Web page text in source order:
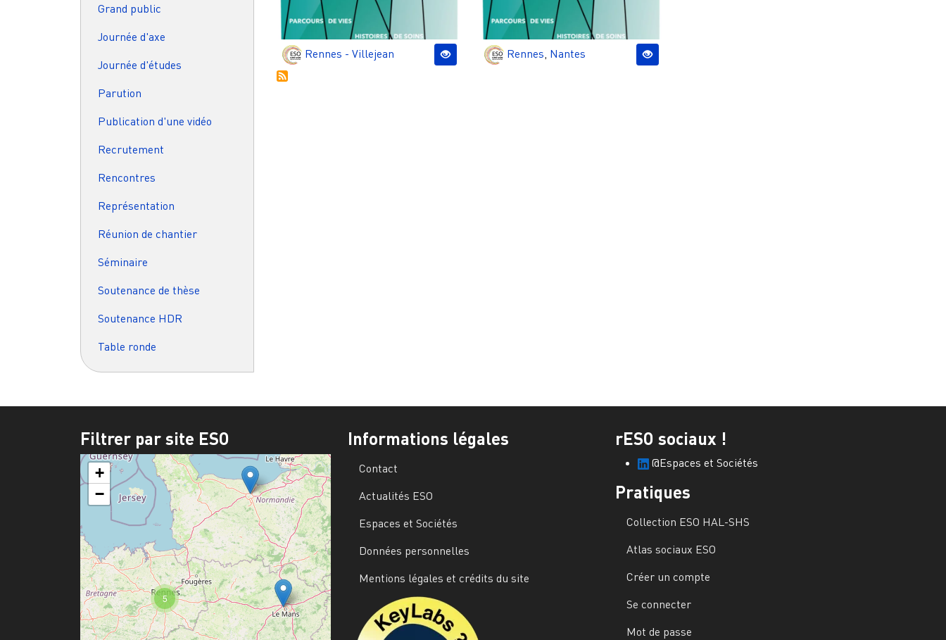
Grand public
Journée d'axe
Journée d'études
Parution
Publication d'une vidéo
Recrutement
Rencontres
Représentation
Réunion de chantier
Séminaire
Soutenance de thèse
Soutenance HDR
Table ronde
Rennes - Villejean Rennes, Nantes
Filtrer par site ESO
5
+
−
Informations légales
Contact
Actualités ESO
Espaces et Sociétés
Données personnelles
Mentions légales et crédits du site
rESO sociaux !
@Espaces et Sociétés
Pratiques
Collection ESO HAL-SHS
Atlas sociaux ESO
Créer un compte
Se connecter
Mot de passe